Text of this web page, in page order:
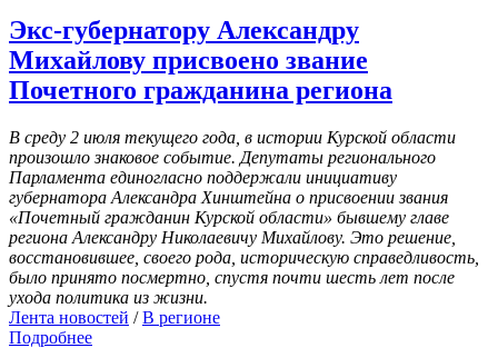
Экс-губернатору Александру
Михайлову присвоено звание
Почетного гражданина региона
В среду 2 июля текущего года, в истории Курской области
произошло знаковое событие. Депутаты регионального
Парламента единогласно поддержали инициативу
губернатора Александра Хинштейна о присвоении звания
«Почетный гражданин Курской области» бывшему главе
региона Александру Николаевичу Михайлову. Это решение,
восстановившее, своего рода, историческую справедливость,
было принято посмертно, спустя почти шесть лет после
ухода политика из жизни.
Лента новостей /В регионе
Подробнее